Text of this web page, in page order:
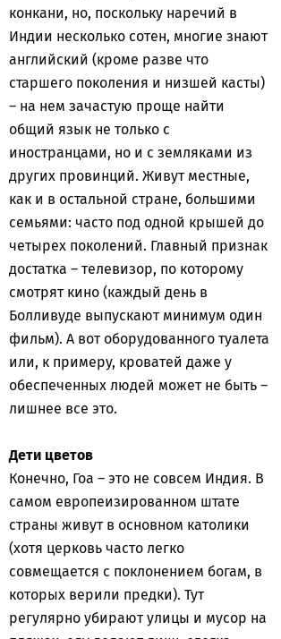
конкани, но, поскольку наречий в
Индии несколько сотен, многие знают
английский (кроме разве что
старшего поколения и низшей касты)
– на нем зачастую проще найти
общий язык не только с
иностранцами, но и с земляками из
других провинций. Живут местные,
как и в остальной стране, большими
семьями: часто под одной крышей до
четырех поколений. Главный признак
достатка – телевизор, по которому
смотрят кино (каждый день в
Болливуде выпускают минимум один
фильм). А вот оборудованного туалета
или, к примеру, кроватей даже у
обеспеченных людей может не быть –
лишнее все это.
Дети цветов
Конечно, Гоа – это не совсем Индия. В
самом европеизированном штате
страны живут в основном католики
(хотя церковь часто легко
совмещается с поклонением богам, в
которых верили предки). Тут
регулярно убирают улицы и мусор на